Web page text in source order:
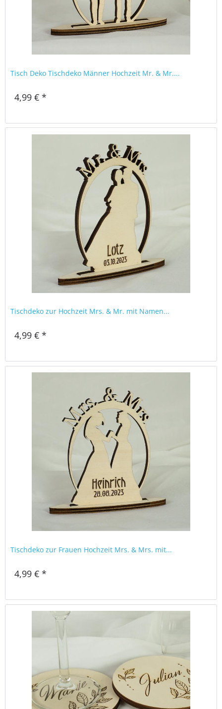
Tisch Deko Tischdeko Männer Hochzeit Mr. & Mr....
4,99 € *
Tischdeko zur Hochzeit Mrs. & Mr. mit Namen...
4,99 € *
Tischdeko zur Frauen Hochzeit Mrs. & Mrs. mit...
4,99 € *